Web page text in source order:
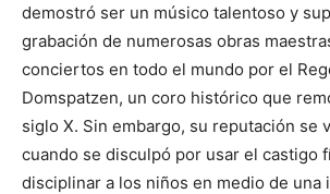
demostró ser un músico talentoso y
grabación de numerosas obras
conciertos en todo el mundo por el
Domspatzen, un coro histórico que
siglo X. Sin embargo, su reputación se
cuando se disculpó por usar el castigo
disciplinar a los niños en medio de una